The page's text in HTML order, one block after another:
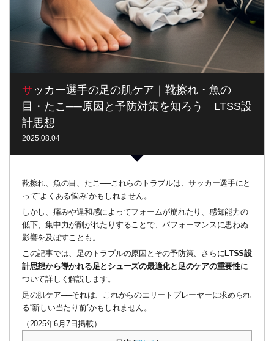
サッカー選手の足の肌ケア｜靴擦れ・魚の
目・たこ──原因と予防対策を知ろう LTSS設
計思想
2025.08.04
靴擦れ、魚の目、たこ──これらのトラブルは、サッカー選手にと
って“よくある悩み”かもしれません。
しかし、痛みや違和感によってフォームが崩れたり、感知能力の
低下、集中力が削がれたりすることで、パフォーマンスに思わぬ
影響を及ぼすことも。
この記事では、足のトラブルの原因とその予防策、さらにLTSS設
計思想から導かれる足とシューズの最適化と足のケアの重要性に
ついて詳しく解説します。
足の肌ケア──それは、これからのエリートプレーヤーに求められ
る“新しい当たり前”かもしれません。
（2025年6月7日掲載）